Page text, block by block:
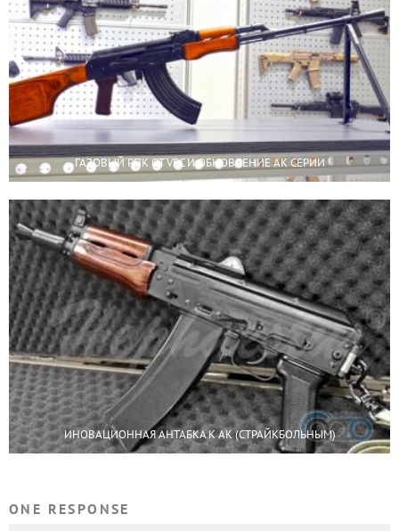
ГАЗОВЫЙ РПК ОТ VFC И ОБНОВЛЕНИЕ АК СЕРИИ
ИНОВАЦИОННАЯ АНТАБКА К АК (СТРАЙКБОЛЬНЫМ)
ONE RESPONSE